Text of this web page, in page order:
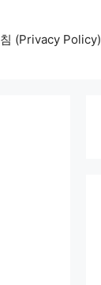
(Privacy Policy)